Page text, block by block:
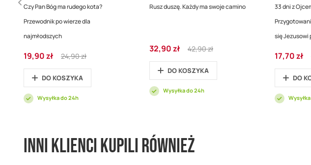
Czy Pan Bóg ma rudego kota?
Przewodnik po wierze dla
najmłodszych
Cena
promocyjna
19,90 zł
Regular
Price
24,90 zł
DO KOSZYKA
Wysyłka do 24h
Rusz duszę. Każdy ma swoje camino
Cena
promocyjna
32,90 zł
Regular
Price
42,90 zł
DO KOSZYKA
Wysyłka do 24h
33 dni z
się Jezusowi
Cena
promocyjna
17,70 zł
DO
Inni klienci kupili również